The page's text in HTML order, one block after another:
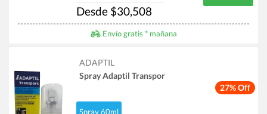
Desde $30,508
Envío gratis * mañana
27% Off
ADAPTIL
Spray Adaptil Transpor
Spray 60ml